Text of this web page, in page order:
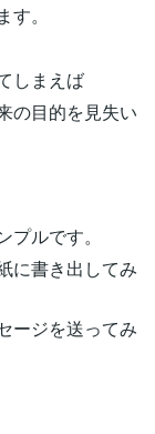
。
しまえば
の目的を見失い
ルです。
に書き出してみ
ージを送ってみ